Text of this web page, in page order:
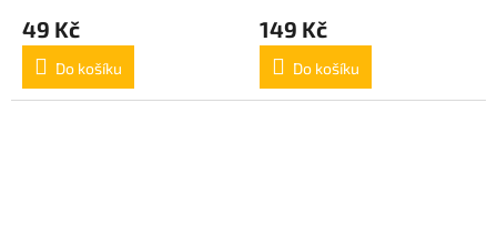
49 Kč
Do košíku
149 Kč
Do košíku